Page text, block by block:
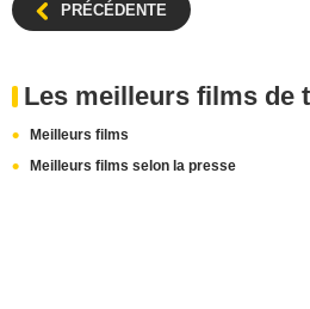
PRÉCÉDENTE
Les meilleurs films de
Meilleurs films
Meilleurs films selon la presse